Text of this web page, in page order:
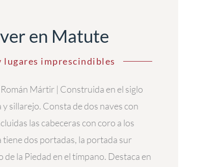
en Matute
lugares imprescindibles
Román Mártir | Construida en el siglo
y sillarejo. Consta de dos naves con
las cabeceras con coro a los
tiene dos portadas, la portada sur
de la Piedad en el tímpano. Destaca en